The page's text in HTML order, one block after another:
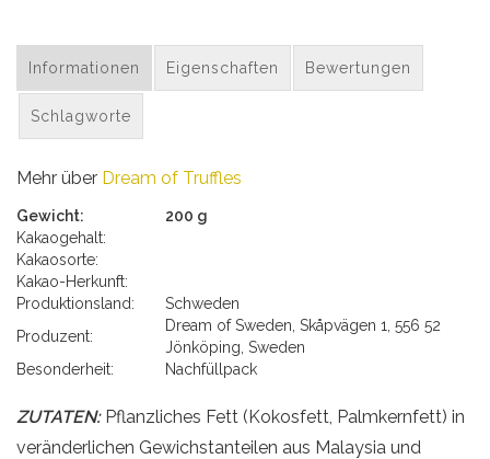
Informationen Eigenschaften Bewertungen
Schlagworte
Mehr über Dream of Truffles
Gewicht:
200 g
Kakaogehalt:
Kakaosorte:
Kakao-Herkunft:
Produktionsland:
Schweden
Produzent:
Dream of Sweden, Skåpvägen 1, 556 52
Jönköping, Sweden
Besonderheit:
Nachfüllpack
ZUTATEN:Pflanzliches Fett (Kokosfett, Palmkernfett) in
veränderlichen Gewichstanteilen aus Malaysia und